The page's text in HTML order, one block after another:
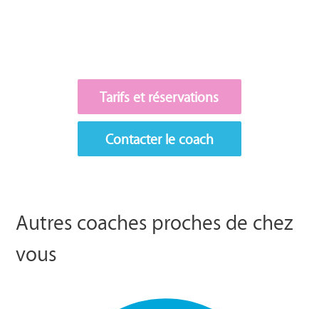
Tarifs et réservations
Contacter le coach
Autres coaches proches de chez
vous